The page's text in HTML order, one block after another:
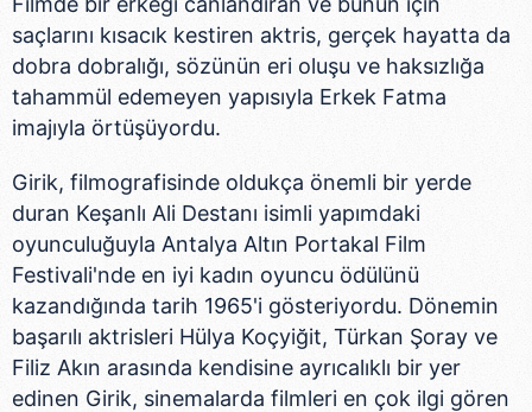
saçlarını kısacık kestiren aktris, gerçek hayatta da
dobra dobralığı, sözünün eri oluşu ve haksızlığa
tahammül edemeyen yapısıyla Erkek Fatma
imajıyla örtüşüyordu.
Girik, filmografisinde oldukça önemli bir yerde
duran Keşanlı Ali Destanı isimli yapımdaki
oyunculuğuyla Antalya Altın Portakal Film
Festivali'nde en iyi kadın oyuncu ödülünü
kazandığında tarih 1965'i gösteriyordu. Dönemin
başarılı aktrisleri Hülya Koçyiğit, Türkan Şoray ve
Filiz Akın arasında kendisine ayrıcalıklı bir yer
edinen Girik, sinemalarda filmleri en çok ilgi gören